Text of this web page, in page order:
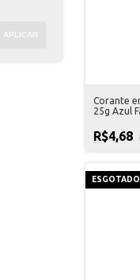
APLICAR
Corante
25g Azul
R$4,68
ESGOTADO